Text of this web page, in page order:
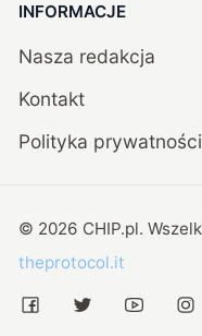
INFORMACJE
Nasza redakcja
Kontakt
Polityka prywatności
© 2026 CHIP.pl.
theprotocol.it